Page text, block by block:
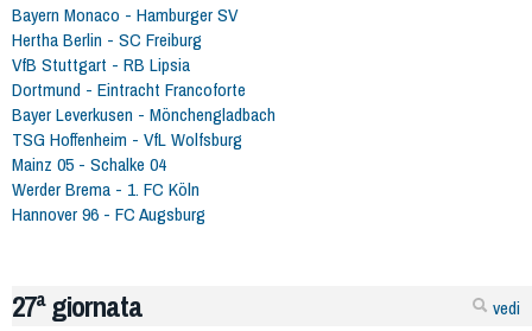
Bayern Monaco - Hamburger SV
Hertha Berlin - SC Freiburg
VfB Stuttgart - RB Lipsia
Dortmund - Eintracht Francoforte
Bayer Leverkusen - Mönchengladbach
TSG Hoffenheim - VfL Wolfsburg
Mainz 05 - Schalke 04
Werder Brema - 1. FC Köln
Hannover 96 - FC Augsburg
vedi
27ª giornata